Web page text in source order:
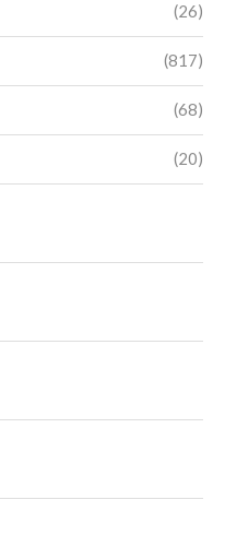
(26)
(817)
(68)
(20)